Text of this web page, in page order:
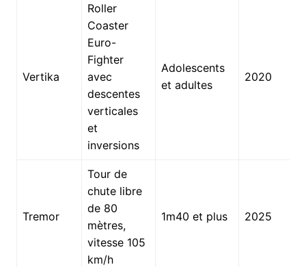
Vertika
Roller
Coaster
Euro-
Fighter
avec
descentes
verticales
et
inversions
Adolescents
et adultes
2020
Tremor
Tour de
chute libre
de 80
mètres,
vitesse 105
km/h
1m40 et plus 2025